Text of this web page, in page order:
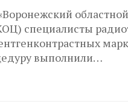
специалисты
выполнили…